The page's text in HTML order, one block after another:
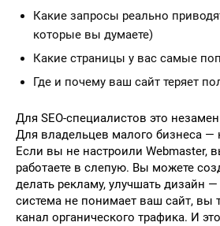
Какие запросы реально
которые вы думаете)
Какие страницы у вас самые
Где и почему ваш сайт теряет
Для SEO-специалистов это
Для владельцев малого бизнеса —
Если вы не настроили Webmaster,
работаете в слепую. Вы можете
делать рекламу, улучшать дизайн
система не понимает ваш сайт, вы
канал органического трафика. И